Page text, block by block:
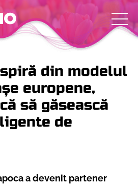
din modelul
europene,
să găsească
de
a devenit partener